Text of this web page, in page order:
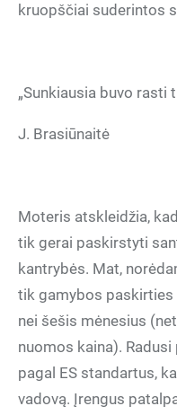
kruopščiai suderintos
„Sunkiausia buvo rasti
J. Brasiūnaitė
Moteris atskleidžia,
tik gerai paskirstyti
kantrybės. Mat,
tik gamybos paskirties
nei šešis mėnesius
nuomos kaina).
pagal ES standartus,
vadovą. Įrengus